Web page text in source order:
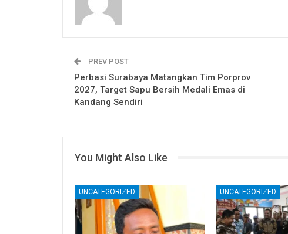
PREV POST
Perbasi Surabaya Matangkan Tim Porprov
2027, Target Sapu Bersih Medali Emas di
Kandang Sendiri
You Might Also Like
UNCATEGORIZED UNCATEGORIZED